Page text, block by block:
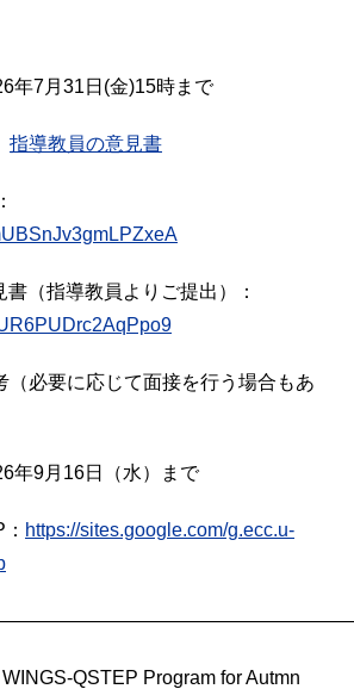
年7月31日(金)15時まで
指導教員の意見書
（指導教員よりご提出）：
（必要に応じて面接を行う場合もあ
年9月16日（水）まで
https://sites.google.com/g.ecc.u-
QSTEP Program for Autmn